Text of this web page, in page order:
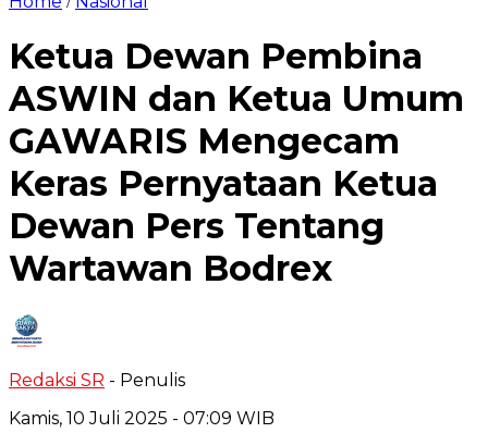
Ketua Dewan Pembina
ASWIN dan Ketua Umum
GAWARIS Mengecam
Keras Pernyataan Ketua
Dewan Pers Tentang
Wartawan Bodrex
Redaksi SR - Penulis
Kamis, 10 Juli 2025 - 07:09 WIB